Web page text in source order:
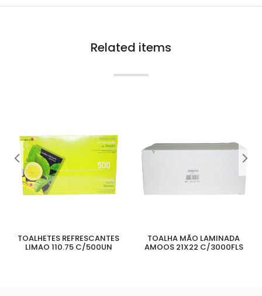
Related items
TOALHETES REFRESCANTES
LIMAO 110.75 C/500UN
TOALHA MÃO LAMINADA
AMOOS 21X22 C/3000FLS